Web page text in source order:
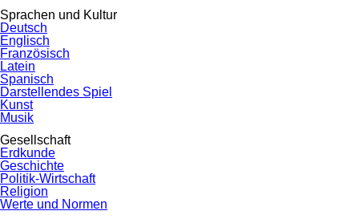
Sprachen und Kultur
Deutsch
Englisch
Französisch
Latein
Spanisch
Darstellendes Spiel
Kunst
Musik
Gesellschaft
Erdkunde
Geschichte
Politik-Wirtschaft
Religion
Werte und Normen